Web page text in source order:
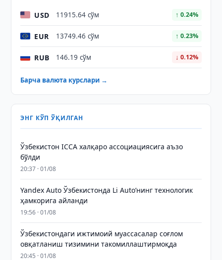
USD 11915.64 сўм ↑ 0.24%
EUR 13749.46 сўм ↑ 0.23%
RUB 146.19 сўм ↓ 0.12%
Барча валюта курслари →
ЭНГ КЎП ЎҚИЛГАН
Ўзбекистон ICCA халқаро ассоциациясига аъзо
бўлди
20:37 · 01/08
Yandex Auto Ўзбекистонда Li Auto’нинг технологик
ҳамкорига айланди
19:56 · 01/08
Ўзбекистондаги ижтимоий муассасалар соғлом
овқатланиш тизимини такомиллаштирмоқда
20:45 · 01/08